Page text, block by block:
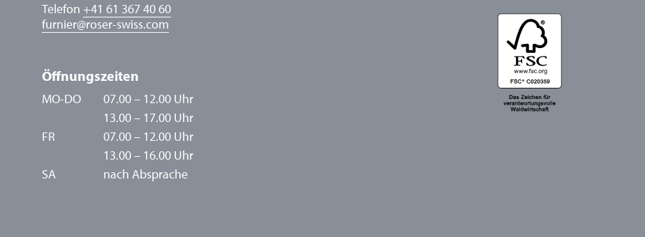
Telefon +41 61 367 40 60
furnier@roser-swiss.com
Öffnungszeiten
MO-DO
07.00 – 12.00 Uhr
13.00 – 17.00 Uhr
FR
07.00 – 12.00 Uhr
13.00 – 16.00 Uhr
SA
nach Absprache